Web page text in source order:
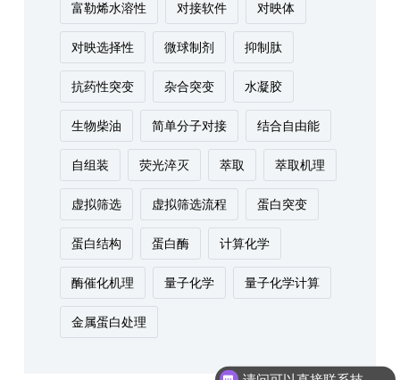
富勒烯水溶性 对接软件 对映体
对映选择性 微球制剂 抑制肽
抗药性突变 杂合突变 水凝胶
生物柴油 简单分子对接 结合自由能
自组装 荧光淬灭 萃取 萃取机理
虚拟筛选 虚拟筛选流程 蛋白突变
蛋白结构 蛋白酶 计算化学
酶催化机理 量子化学 量子化学计算
金属蛋白处理